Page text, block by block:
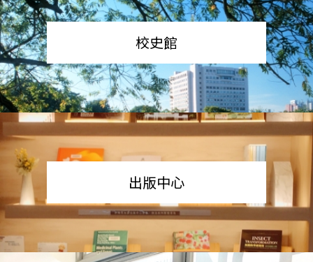
校史館
出版中心